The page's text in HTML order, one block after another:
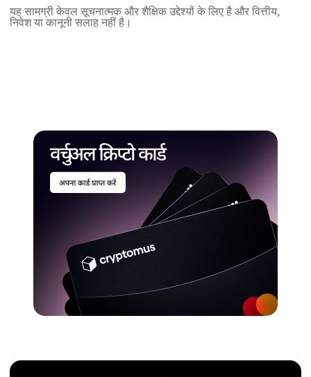
यह सामग्री केवल सूचनात्मक और शैक्षिक उद्देश्यों के लिए है और वित्तीय,
निवेश या कानूनी सलाह नहीं है।